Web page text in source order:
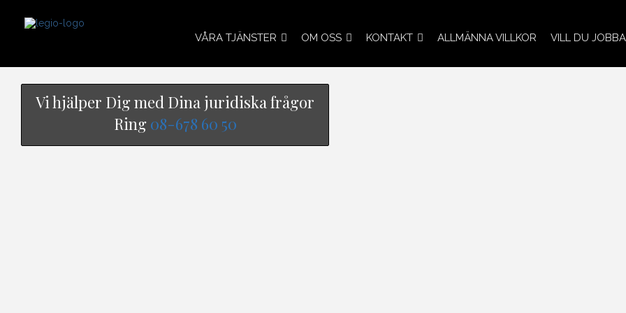
VÅRA TJÄNSTER OM OSS KONTAKT ALLMÄNNA VILLKOR VILL DU
Vi hjälper Dig med Dina juridiska frågor
Ring 08-678 60 50